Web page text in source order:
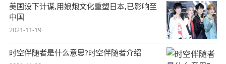
美国设下计谋,用娘炮文化重塑日本,已影响至
中国
2021-11-19
时空伴随者是什么意思?时空伴随者介绍